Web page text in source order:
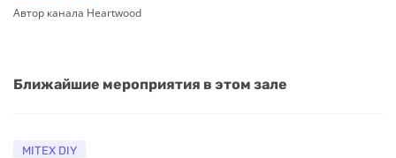
Автор канала Heartwood
Ближайшие мероприятия в этом зале
MITEX DIY